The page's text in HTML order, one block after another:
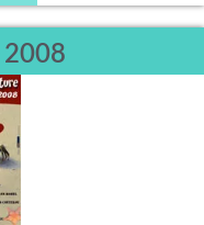
2008